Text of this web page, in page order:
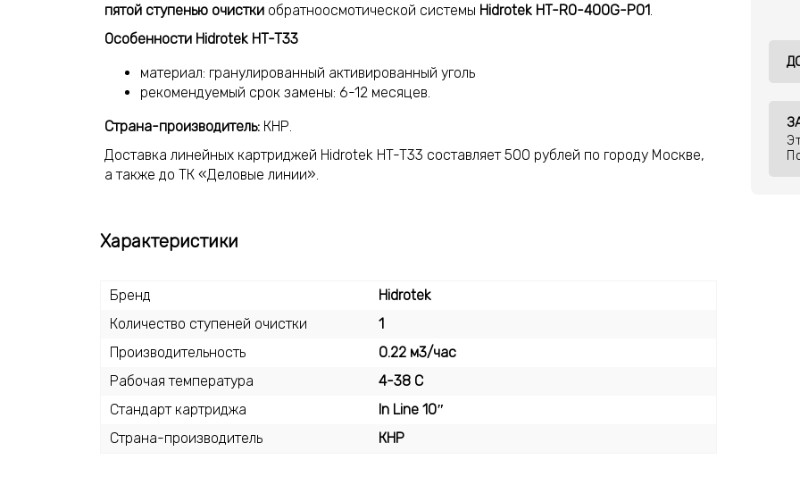
пятой ступенью очистки обратноосмотической системы Hidrotek HT-RO-400G-P01.
Особенности Hidrotek HT-T33
материал: гранулированный активированный уголь
рекомендуемый срок замены: 6-12 месяцев.
Страна-производитель: КНР.
Доставка линейных картриджей Hidrotek HT-T33 составляет 500 рублей по городу Москве,
а также до ТК «Деловые линии».
Характеристики
Бренд
Hidrotek
Количество ступеней очистки
1
Производительность
0.22 м3/час
Рабочая температура
4-38 C
Стандарт картриджа
In Line 10″
Страна-производитель
КНР